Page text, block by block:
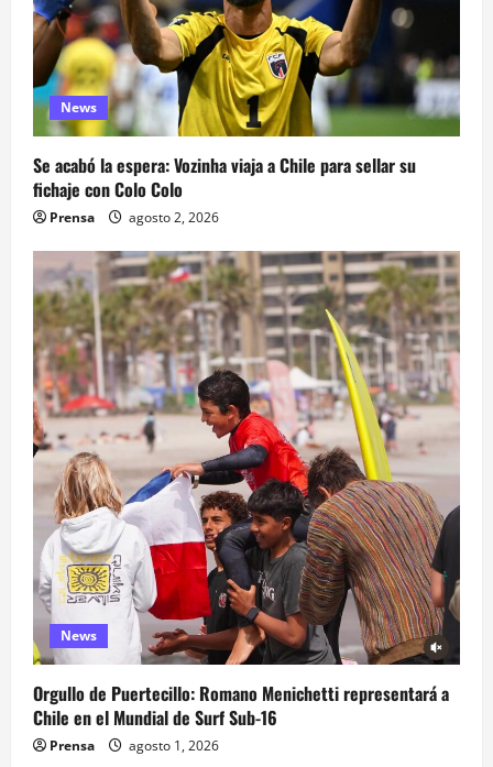
News
Se acabó la espera: Vozinha viaja a Chile para sellar su
fichaje con Colo Colo
Prensa agosto 2, 2026
News
Orgullo de Puertecillo: Romano Menichetti representará a
Chile en el Mundial de Surf Sub-16
Prensa agosto 1, 2026